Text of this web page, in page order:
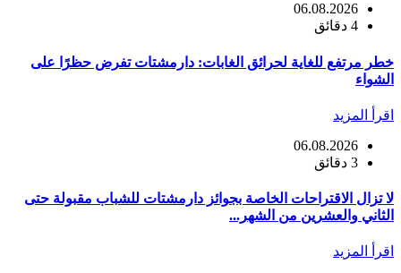
06.08.2026
4 دقائق
خطر مرتفع للغاية لحرائق الغابات: دارمشتات تفرض حظرًا على
الشواء
اقرأ المزيد
06.08.2026
3 دقائق
لا تزال الاقتراحات الخاصة بجوائز دارمشتات للشباب مقبولة حتى
الثاني والعشرين من الشهر...
اقرأ المزيد